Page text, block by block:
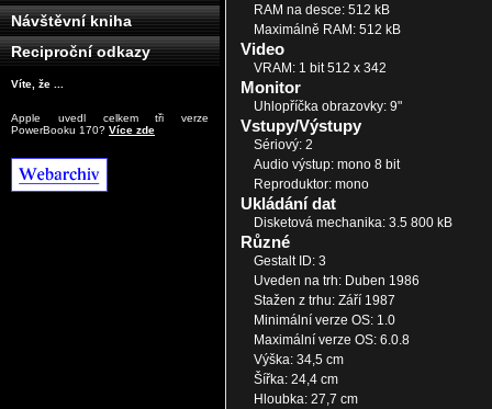
Návštěvní kniha
Reciproční odkazy
Víte, že ...
Apple uvedl celkem tři verze
PowerBooku 170? Více zde
RAM na desce: 512 kB
Maximálně RAM: 512 kB
Video
VRAM: 1 bit 512 x 342
Monitor
Uhlopříčka obrazovky: 9"
Vstupy/Výstupy
Sériový: 2
Audio výstup: mono 8 bit
Reproduktor: mono
Ukládání dat
Disketová mechanika: 3.5 800 kB
Různé
Gestalt ID: 3
Uveden na trh: Duben 1986
Stažen z trhu: Září 1987
Minimální verze OS: 1.0
Maximální verze OS: 6.0.8
Výška: 34,5 cm
Šířka: 24,4 cm
Hloubka: 27,7 cm